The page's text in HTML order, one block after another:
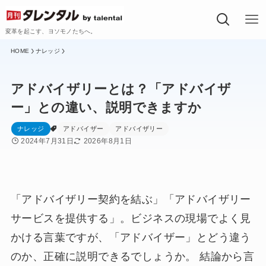
変革を起こす、ヨソモノたちへ。
ナレッジ
アドバイザリーとは？「アドバイザ
ー」との違い、説明できますか
ナレッジ アドバイザー アドバイザリー
2024年7月31日 2026年8月1日
「アドバイザリー契約を結ぶ」「アドバイザリー
サービスを提供する」。ビジネスの現場でよく見
かける言葉ですが、「アドバイザー」とどう違う
のか、正確に説明できるでしょうか。 結論から言